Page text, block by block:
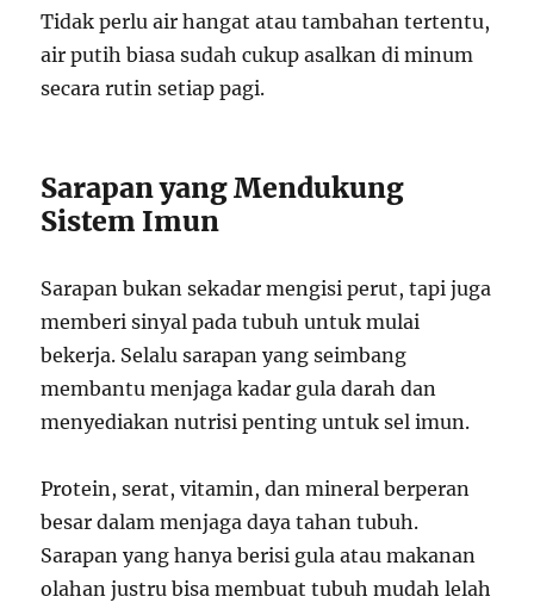
Tidak perlu air hangat atau tambahan tertentu,
air putih biasa sudah cukup asalkan di minum
secara rutin setiap pagi.
Sarapan yang Mendukung
Sistem Imun
Sarapan bukan sekadar mengisi perut, tapi juga
memberi sinyal pada tubuh untuk mulai
bekerja. Selalu sarapan yang seimbang
membantu menjaga kadar gula darah dan
menyediakan nutrisi penting untuk sel imun.
Protein, serat, vitamin, dan mineral berperan
besar dalam menjaga daya tahan tubuh.
Sarapan yang hanya berisi gula atau makanan
olahan justru bisa membuat tubuh mudah lelah